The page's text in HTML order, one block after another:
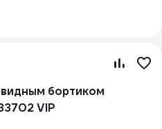
бортиком
VIP